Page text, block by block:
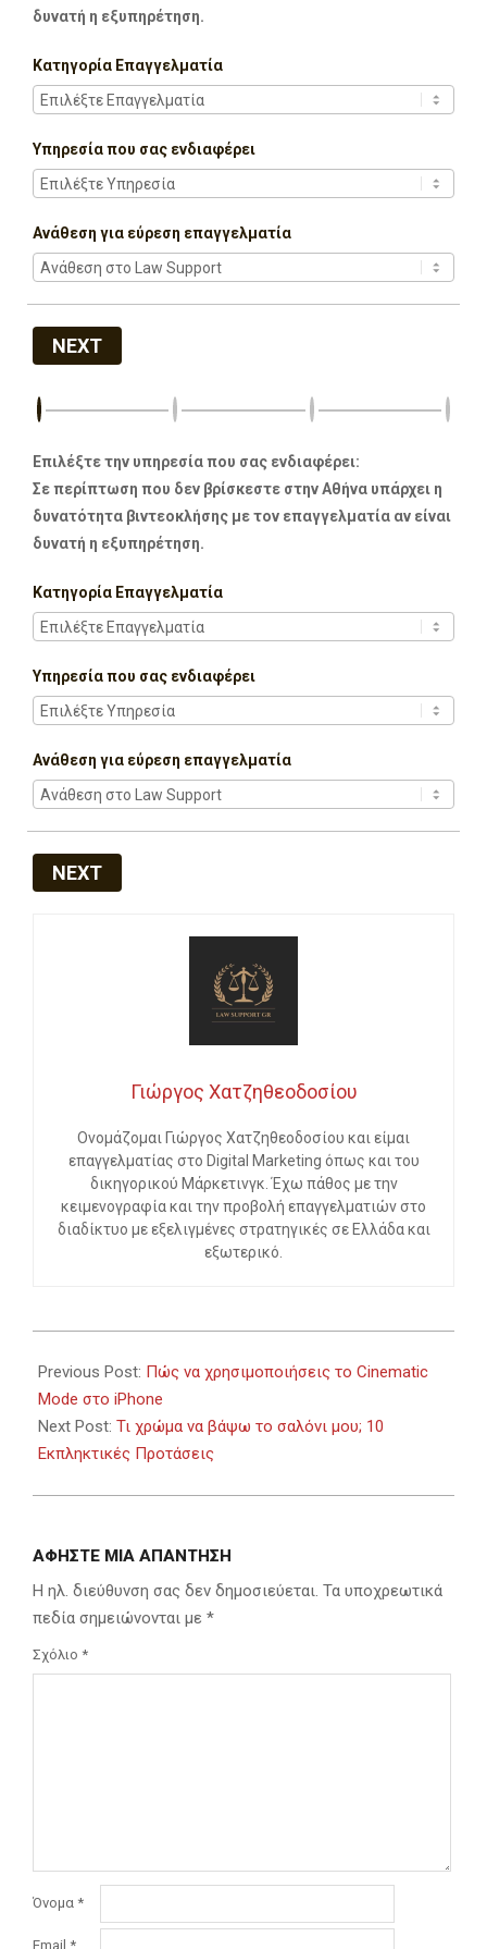
δυνατή η εξυπηρέτηση.
Κατηγορία Επαγγελματία
Υπηρεσία που σας ενδιαφέρει
Ανάθεση για εύρεση επαγγελματία
NEXT
Επιλέξτε την υπηρεσία που σας ενδιαφέρει:
Σε περίπτωση που δεν βρίσκεστε στην Αθήνα υπάρχει η
δυνατότητα βιντεοκλήσης με τον επαγγελματία αν είναι
δυνατή η εξυπηρέτηση.
Κατηγορία Επαγγελματία
Υπηρεσία που σας ενδιαφέρει
Ανάθεση για εύρεση επαγγελματία
NEXT
Γιώργος Χατζηθεοδοσίου
Ονομάζομαι Γιώργος Χατζηθεοδοσίου και είμαι
επαγγελματίας στο Digital Marketing όπως και του
δικηγορικού Μάρκετινγκ. Έχω πάθος με την
κειμενογραφία και την προβολή επαγγελματιών στο
διαδίκτυο με εξελιγμένες στρατηγικές σε Ελλάδα και
εξωτερικό.
09-
27
Previous Post: Πώς να χρησιμοποιήσεις το Cinematic
Mode στο iPhone
Next Post: Τι χρώμα να βάψω το σαλόνι μου; 10
Εκπληκτικές Προτάσεις
ΑΦΉΣΤΕ ΜΙΑ ΑΠΆΝΤΗΣΗ
Η ηλ. διεύθυνση σας δεν δημοσιεύεται. Τα υποχρεωτικά
πεδία σημειώνονται με *
Σχόλιο *
Όνομα *
Email *